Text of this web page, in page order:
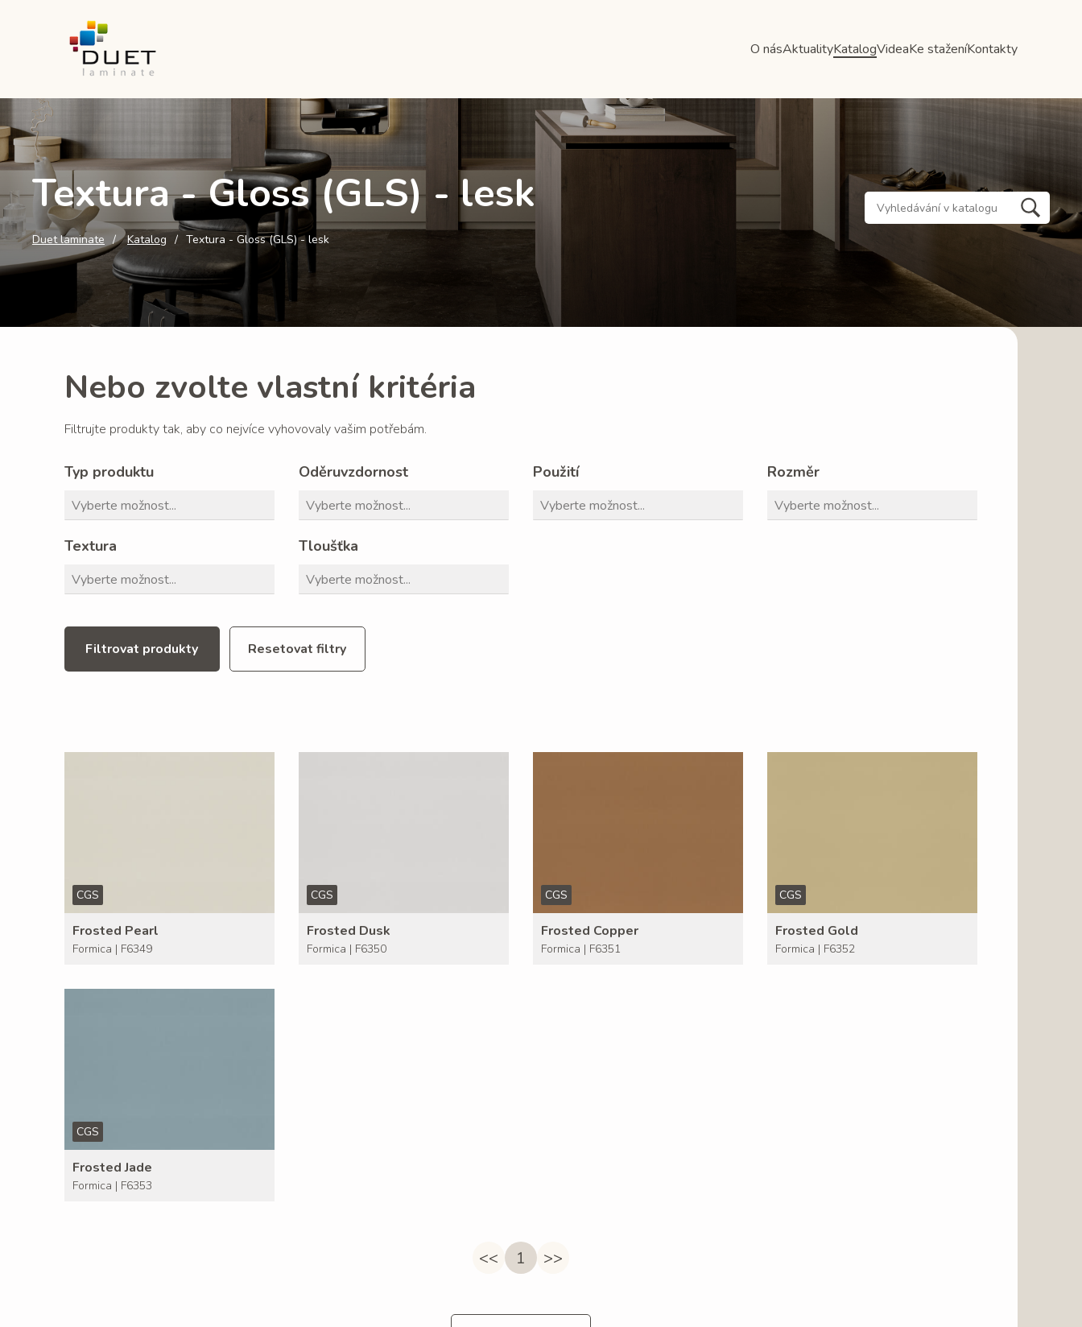
O násAktualityKatalogVideaKe staženíKontakty
Textura - Gloss (GLS) - lesk
Duet laminate Katalog Textura - Gloss (GLS) - lesk
Nebo zvolte vlastní kritéria
Filtrujte produkty tak, aby co nejvíce vyhovovaly vašim potřebám.
Typ produktu Oděruvzdornost Použití Rozměr
Textura Tloušťka
Filtrovat produkty Resetovat filtry
CGS
Frosted Pearl
Formica | F6349
CGS
Frosted Dusk
Formica | F6350
CGS
Frosted Copper
Formica | F6351
CGS
Frosted Gold
Formica | F6352
CGS
Frosted Jade
Formica | F6353
<< 1 >>